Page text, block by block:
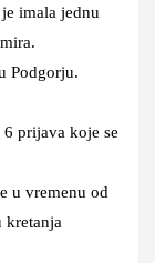
imala jednu
Podgorju.
prijava koje se
u vremenu od
kretanja